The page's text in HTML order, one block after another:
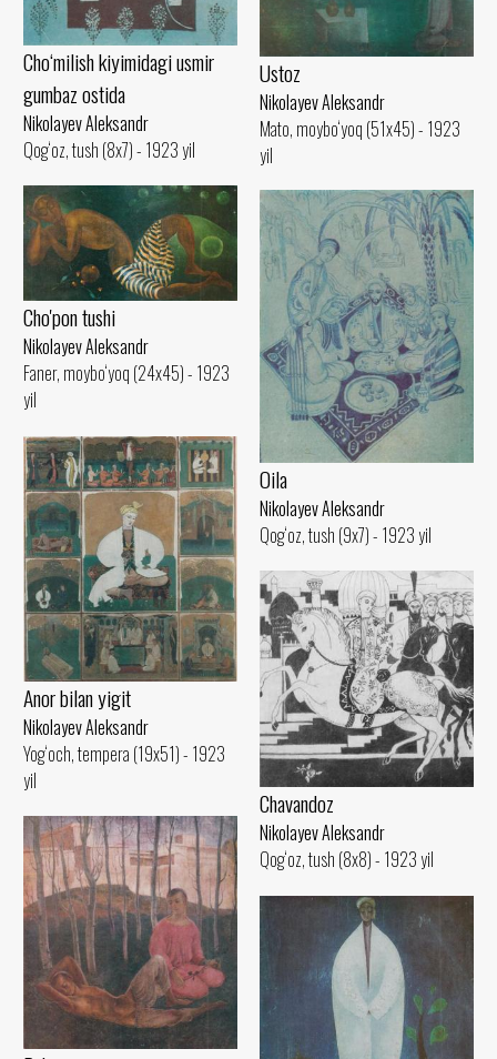
Cho‘milish kiyimidagi usmir
gumbaz ostida
Nikolayev Aleksandr
Qog‘oz, tush (8x7) - 1923 yil
Ustoz
Nikolayev Aleksandr
Mato, moybo‘yoq (51x45) - 1923
yil
Cho'pon tushi
Nikolayev Aleksandr
Faner, moybo‘yoq (24x45) - 1923
yil
Oila
Nikolayev Aleksandr
Qog‘oz, tush (9x7) - 1923 yil
Anor bilan yigit
Nikolayev Aleksandr
Yog‘och, tempera (19x51) - 1923
yil
Chavandoz
Nikolayev Aleksandr
Qog‘oz, tush (8x8) - 1923 yil